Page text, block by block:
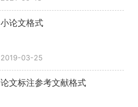
小论文格式
2019-03-25
论文标注参考文献格式